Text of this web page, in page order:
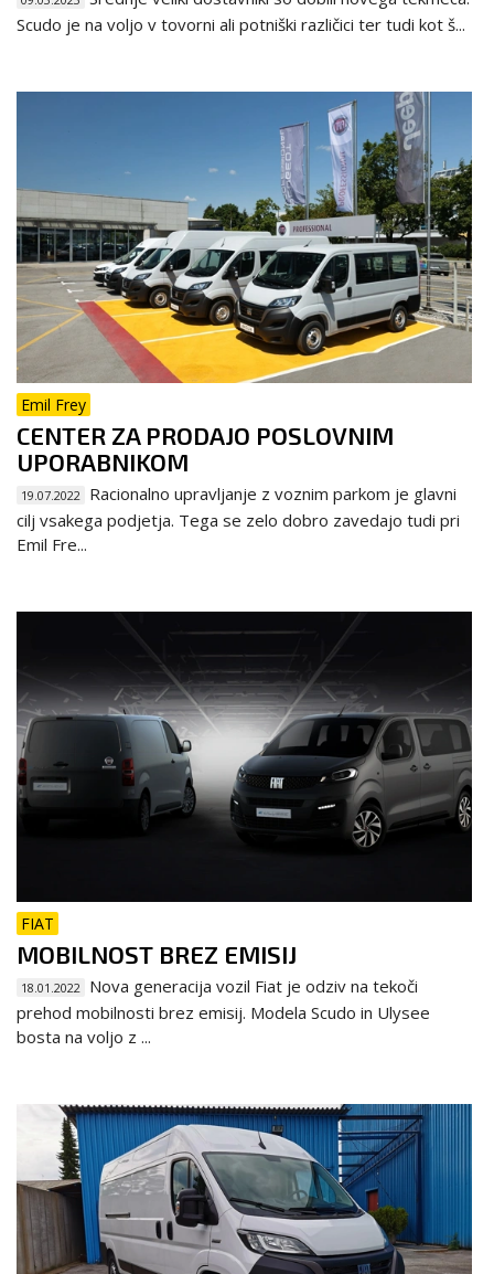
Scudo je na voljo v tovorni ali potniški različici ter tudi kot š...
Emil Frey
CENTER ZA PRODAJO POSLOVNIM
UPORABNIKOM
19.07.2022
Racionalno upravljanje z voznim parkom je glavni
cilj vsakega podjetja. Tega se zelo dobro zavedajo tudi pri
Emil Fre...
FIAT
MOBILNOST BREZ EMISIJ
18.01.2022 Nova generacija vozil Fiat je odziv na tekoči
prehod mobilnosti brez emisij. Modela Scudo in Ulysee
bosta na voljo z ...